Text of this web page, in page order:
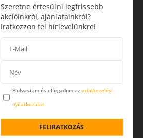
Szeretne értesülni legfrissebb
akcióinkról, ajánlatainkról?
Iratkozzon fel hírlevelünkre!
Elolvastam és elfogadom az adatkezelési
nyilatkozatot
FELIRATKOZÁS